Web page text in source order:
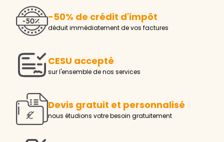
-50% de crédit d'impôt
déduit immédiatement de vos factures
CESU accepté
sur l'ensemble de nos services
Devis gratuit et personnalisé
nous étudions votre besoin gratuitement